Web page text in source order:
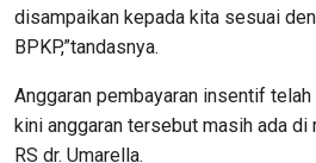
disampaikan kepada kita sesuai
BPKP,”tandasnya.
Anggaran pembayaran insentif
kini anggaran tersebut masih ada di
RS dr. Umarella.